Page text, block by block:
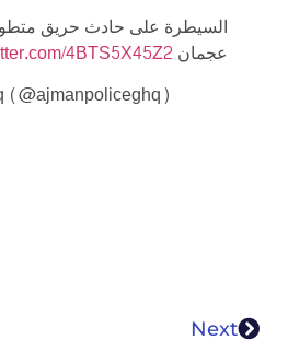
السيطرة على حادث حريق
عجمان4BTS5X45Z2
(@ajmanpoliceghq)
Next